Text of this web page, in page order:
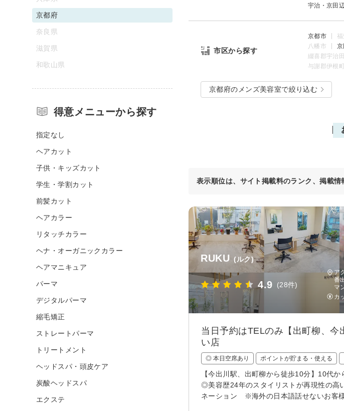
宇治・京田
市区から探す
京都市
八幡市
綴喜郡宇治
与謝郡伊根町
京都府のメンズ美容室で絞り込む
表示順位は、サイト掲載料のランク、掲載情
RUKU (ルク)
4.9 (28件)
ア
番
マ
カ
当日予約はTELのみ【出町柳、
い店
◎ 本日空席あり ポイントが貯まる・使える
【今出川駅、出町柳から徒歩10分】10代
◎美容歴24年のスタイリストが再現性の高
ネーション ※海外の日本語話せないお客
京都府
奈良県
滋賀県
和歌山県
得意メニューから探す
指定なし
ヘアカット
子供・キッズカット
学生・学割カット
前髪カット
ヘアカラー
リタッチカラー
ヘナ・オーガニックカラー
ヘアマニキュア
パーマ
デジタルパーマ
縮毛矯正
ストレートパーマ
トリートメント
ヘッドスパ・頭皮ケア
炭酸ヘッドスパ
エクステ